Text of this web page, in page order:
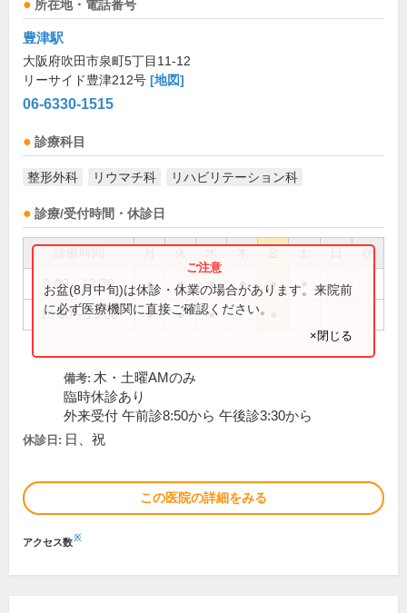
所在地・電話番号
豊津駅
大阪府吹田市泉町5丁目11-12
リーサイド豊津212号 [地図]
06-6330-1515
診療科目
整形外科 リウマチ科 リハビリテーション科
診療/受付時間・休診日
祝
9:00～12:30 ● ● ● ● ●
16:00～19:00 ● ● ●
お盆(8月中旬)は休診・休業の場合があります。来院前
に必ず医療機関に直接ご確認ください。
×閉じる
備考: 木・土曜AMのみ
臨時休診あり
外来受付 午前診8:50から 午後診3:30から
休診日: 日、祝
この医院の詳細をみる
アクセス数※